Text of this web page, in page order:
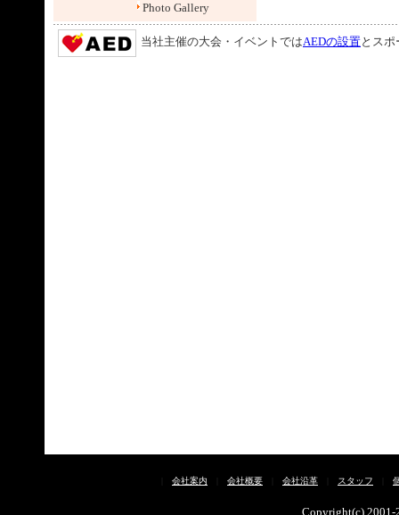
Photo Gallery
当社主催の大会・イベントではAEDの設置とス
会社案内 会社概要 会社沿革 スタッフ
Copyright(c) 2001-